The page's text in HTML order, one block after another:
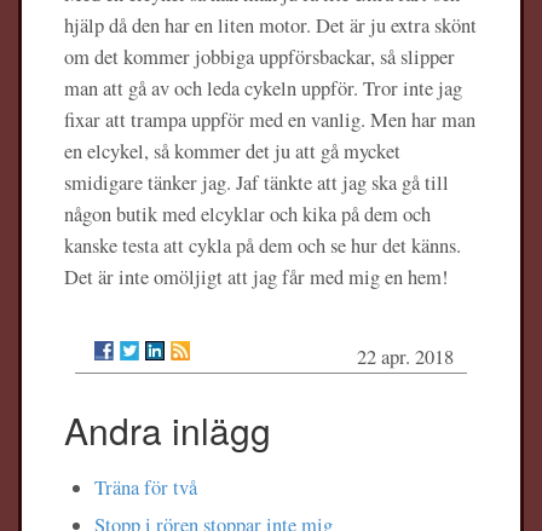
hjälp då den har en liten motor. Det är ju extra skönt
om det kommer jobbiga uppförsbackar, så slipper
man att gå av och leda cykeln uppför. Tror inte jag
fixar att trampa uppför med en vanlig. Men har man
en elcykel, så kommer det ju att gå mycket
smidigare tänker jag. Jaf tänkte att jag ska gå till
någon butik med elcyklar och kika på dem och
kanske testa att cykla på dem och se hur det känns.
Det är inte omöljigt att jag får med mig en hem!
22 apr. 2018
Andra inlägg
Träna för två
Stopp i rören stoppar inte mig